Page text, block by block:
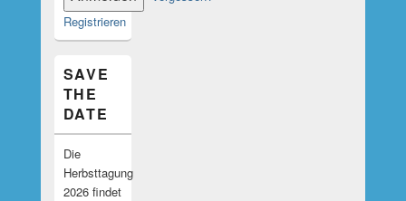
Registrieren
SAVE
THE
DATE
Die
Herbsttagung
2026 findet